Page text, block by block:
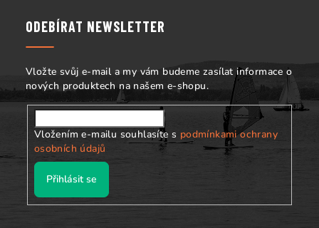
ODEBÍRAT NEWSLETTER
Vložte svůj e-mail a my vám budeme zasílat informace o
nových produktech na našem e-shopu.
Vložením e-mailu souhlasíte s podmínkami ochrany
osobních údajů
Přihlásit se